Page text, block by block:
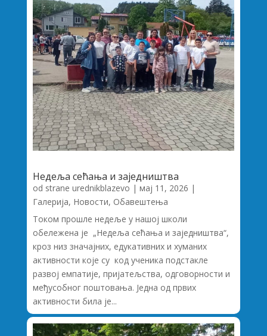
Недеља сећања и заједништва
od strane urednikblazevo | мај 11, 2026 |
Галерија, Новости, Обавештења
Током прошле недеље у нашој школи
обележена је „Недеља сећања и заједништва“,
кроз низ значајних, едукативних и хуманих
активности које су код ученика подстакле
развој емпатије, пријатељства, одговорности и
међусобног поштовања. Једна од првих
активности била је...